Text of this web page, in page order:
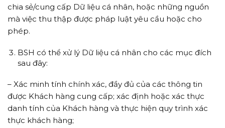
chia sẻ/cung cấp Dữ liệu cá nhân, hoặc những nguồn
mà việc thu thập được pháp luật yêu cầu hoặc cho
phép.
BSH có thể xử lý Dữ liệu cá nhân cho các mục đích
sau đây:
– Xác minh tính chính xác, đầy đủ của các thông tin
được Khách hàng cung cấp; xác định hoặc xác thực
danh tính của Khách hàng và thực hiện quy trình xác
thực khách hàng;